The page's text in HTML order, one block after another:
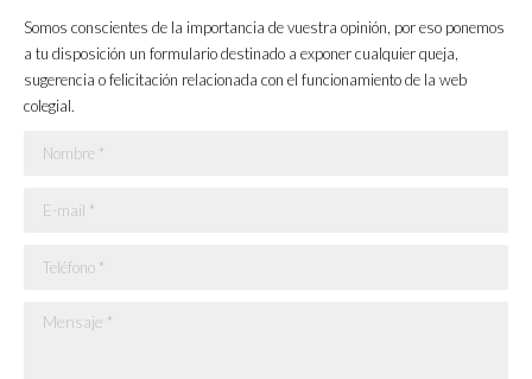
new
window
new
window
new
window
in
new
window
Somos conscientes de la importancia de vuestra opinión, por eso ponemos
a tu disposición un formulario destinado a exponer cualquier queja,
sugerencia o felicitación relacionada con el funcionamiento de la web
colegial.
Nombre *
E-mail *
Teléfono *
Mensaje *